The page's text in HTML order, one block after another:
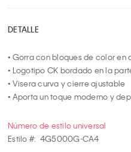
5
7
8
9
DETALLE
• Gorra con bloques de color en
• Logotipo CK bordado en la
• Visera curva y cierre ajustable
• Aporta un toque moderno y
Número de estilo universal
Estilo #: 4G5000G-CA4